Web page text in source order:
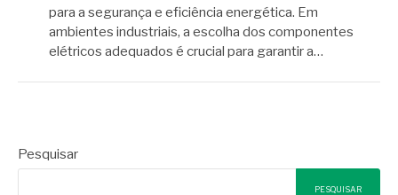
para a segurança e eficiência energética. Em
ambientes industriais, a escolha dos componentes
elétricos adequados é crucial para garantir a…
Pesquisar
PESQUISAR